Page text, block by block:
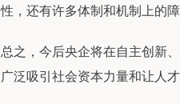
性，还有许多体制和机制上的障
总之，今后央企将在自主创新
广泛吸引社会资本力量和让人